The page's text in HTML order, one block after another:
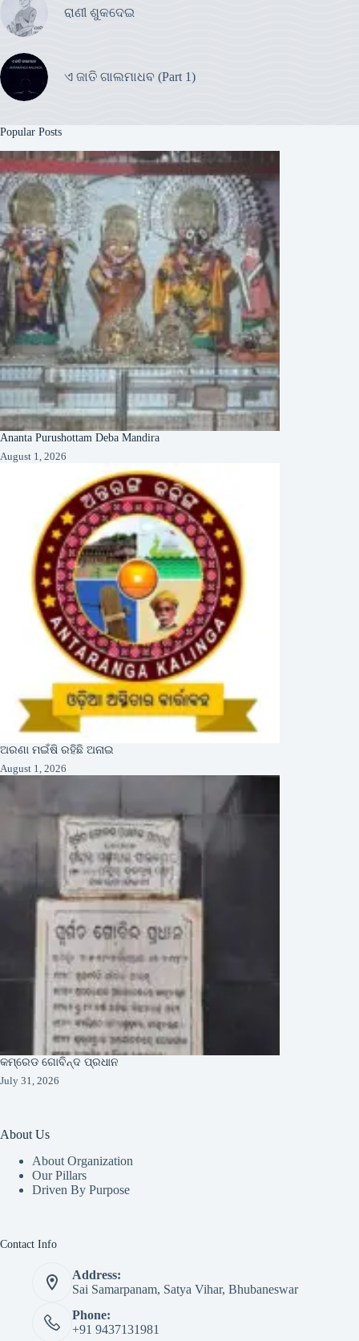
ରାଣୀ ଶୁକଦେଇ
ଏ ଜାତି ଗାଲମାଧବ (Part 1)
Popular Posts
Ananta Purushottam Deba Mandira
August 1, 2026
ଅରଣା ମଇଁଷି ରହିଛି ଅନାଇ
August 1, 2026
କମ୍ରେଡ ଗୋବିନ୍ଦ ପ୍ରଧାନ
July 31, 2026
About Us
About Organization
Our Pillars
Driven By Purpose​
Contact Info
Address:
Sai Samarpanam, Satya Vihar, Bhubaneswar
Phone:
+91 9437131981